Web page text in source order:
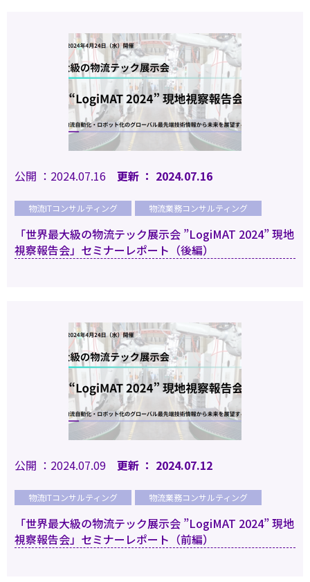
公開 ：2024.07.16 更新 ： 2024.07.16
物流ITコンサルティング 物流業務コンサルティング
「世界最大級の物流テック展示会 ”LogiMAT 2024” 現地
視察報告会」セミナーレポート（後編）
公開 ：2024.07.09 更新 ： 2024.07.12
物流ITコンサルティング 物流業務コンサルティング
「世界最大級の物流テック展示会 ”LogiMAT 2024” 現地
視察報告会」セミナーレポート（前編）